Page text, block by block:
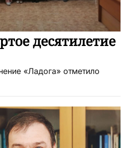
десятилетие
«Ладога» отметило